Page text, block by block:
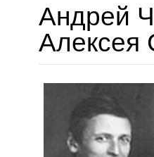
Андрей
Алексея